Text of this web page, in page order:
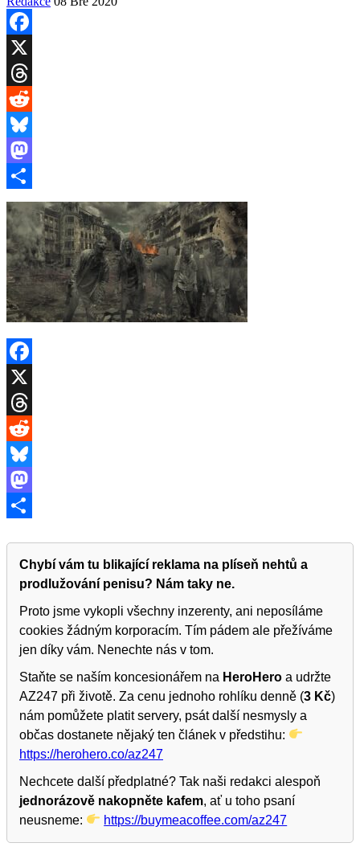
Facebook
X
Threads
Reddit
Bluesky
Mastodon
Share
Facebook
X
Threads
Reddit
Bluesky
Mastodon
Chybí vám tu blikající reklama na plíseň nehtů a
prodlužování penisu? Nám taky ne.
Proto jsme vykopli všechny inzerenty, ani neposíláme
cookies žádným korporacím. Tím pádem ale přežíváme
jen díky vám. Nenechte nás v tom.
Staňte se naším koncesionářem na HeroHero a udržte
AZ247 při životě. Za cenu jednoho rohlíku denně (3 Kč)
nám pomůžete platit servery, psát další nesmysly a
občas dostanete nějaký ten článek v předstihu:
https://herohero.co/az247
Nechcete další předplatné? Tak naši redakci alespoň
jednorázově nakopněte kafem, ať u toho psaní
neusneme:
https://buymeacoffee.com/az247